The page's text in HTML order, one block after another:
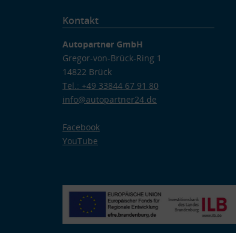
Kontakt
Autopartner GmbH
Gregor-von-Brück-Ring 1
14822 Brück
Tel.: +49 33844 67 91 80
info@autopartner24.de
Facebook
YouTube